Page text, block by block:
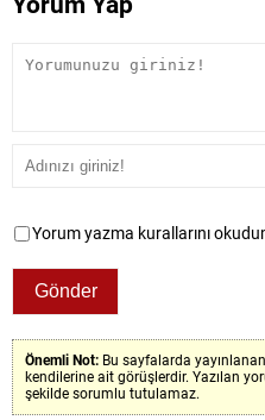
Yorum yazma kurallarını
Önemli Not: Bu sayfalarda
kendilerine ait görüşlerdir. Yazılan
şekilde sorumlu tutulamaz.